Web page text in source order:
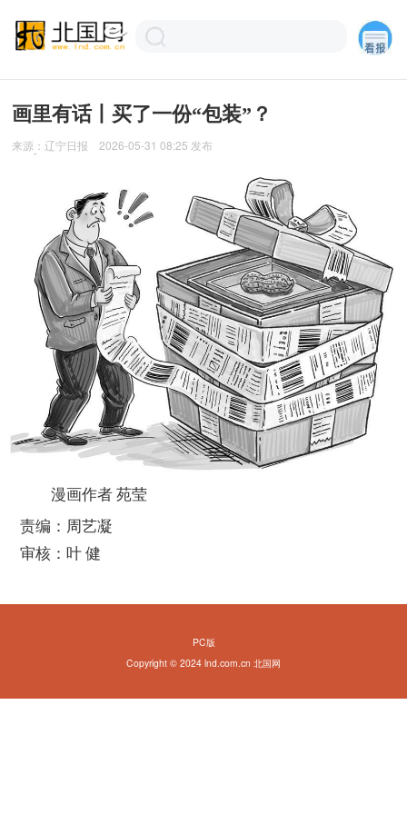
画里有话丨买了一份“包装”？
来源：辽宁日报 2026-05-31 08:25 发布
漫画作者 苑莹
责编：周艺凝
审核：叶 健
PC版
Copyright © 2024 lnd.com.cn 北国网